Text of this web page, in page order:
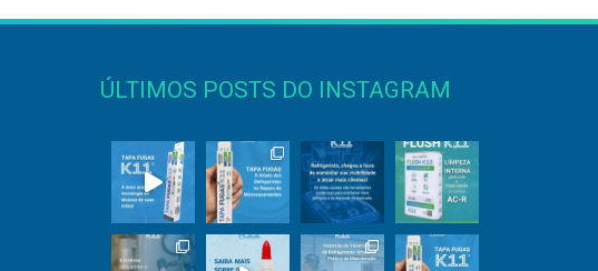
ÚLTIMOS POSTS DO INSTAGRAM